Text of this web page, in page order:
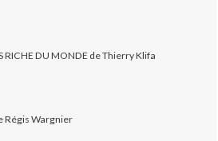
RICHE DU MONDE de Thierry Klifa
Régis Wargnier